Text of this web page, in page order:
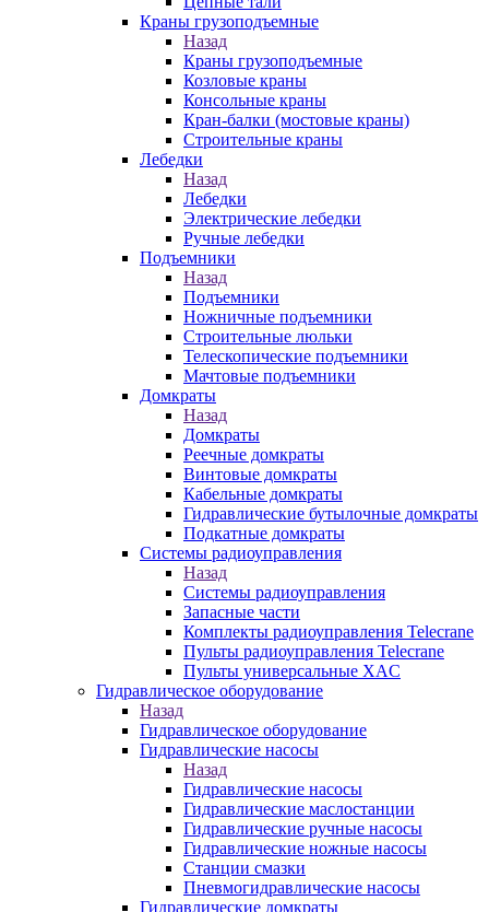
Краны грузоподъемные
Назад
Краны грузоподъемные
Козловые краны
Консольные краны
Кран-балки (мостовые краны)
Строительные краны
Лебедки
Назад
Лебедки
Электрические лебедки
Ручные лебедки
Подъемники
Назад
Подъемники
Ножничные подъемники
Строительные люльки
Телескопические подъемники
Мачтовые подъемники
Домкраты
Назад
Домкраты
Реечные домкраты
Винтовые домкраты
Кабельные домкраты
Гидравлические бутылочные домкраты
Подкатные домкраты
Системы радиоуправления
Назад
Системы радиоуправления
Запасные части
Комплекты радиоуправления Telecrane
Пульты радиоуправления Telecrane
Пульты универсальные XAC
Гидравлическое оборудование
Назад
Гидравлическое оборудование
Гидравлические насосы
Назад
Гидравлические насосы
Гидравлические маслостанции
Гидравлические ручные насосы
Гидравлические ножные насосы
Станции смазки
Пневмогидравлические насосы
Гидравлические домкраты